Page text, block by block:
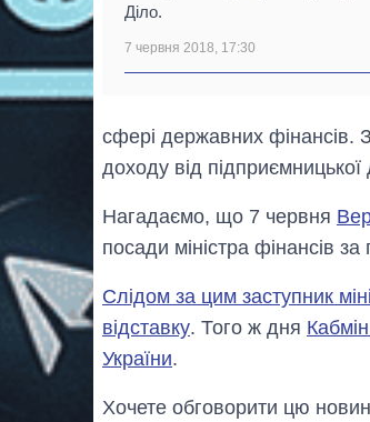
Діло.
7 червня 2018, 17:30
сфері державних фінансів.
доходу від підприємницької
Нагадаємо, що 7 червня
посади міністра фінансів
Слідом за цим заступник
відставку. Того ж дня
України.
Хочете обговорити цю